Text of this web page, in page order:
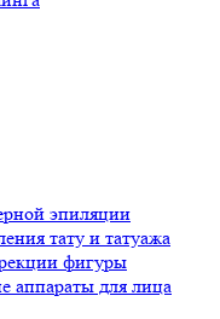
эпиляции
тату и татуажа
фигуры
аппараты для лица